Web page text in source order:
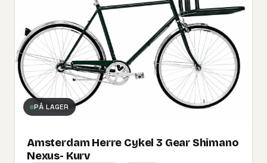
PÅ LAGER
Amsterdam Herre Cykel 3 Gear Shimano
Nexus- Kurv